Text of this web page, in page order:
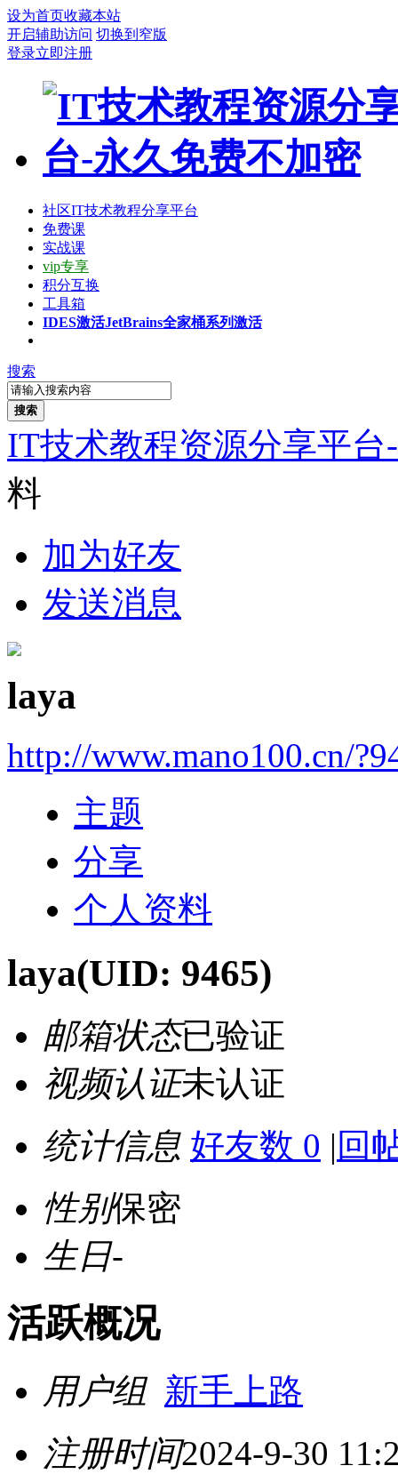
设为首页收藏本站
开启辅助访问 切换到窄版
登录立即注册
社区IT技术教程分享平台
免费课
实战课
vip专享
积分互换
工具箱
IDES激活JetBrains全家桶系列激活
搜索
搜索
IT技术教程资源分享平
料
加为好友
发送消息
laya
http://www.mano100.cn/
主题
分享
个人资料
laya(UID: 9465)
邮箱状态已验证
视频认证未认证
统计信息 好友数 0 | 回
性别保密
生日-
活跃概况
用户组 新手上路
注册时间2024-9-30